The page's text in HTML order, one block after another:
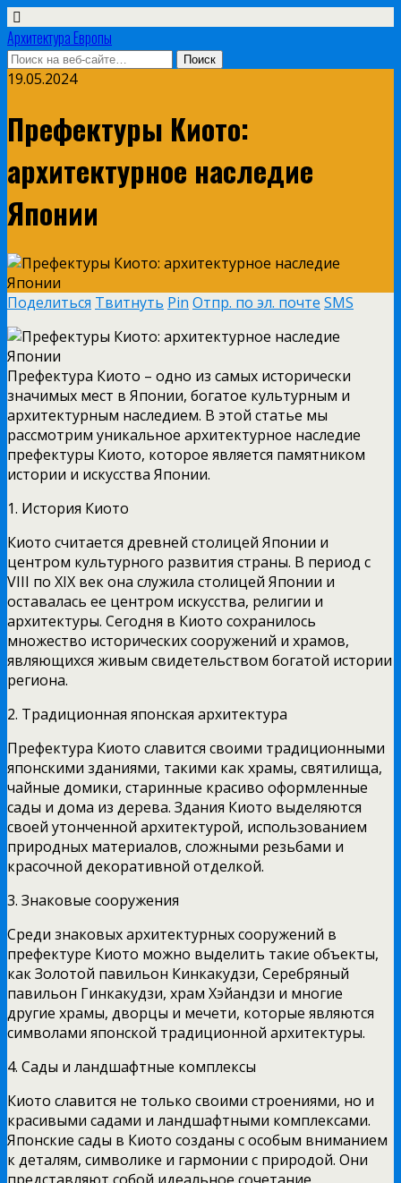
Архитектура Европы
19.05.2024
Префектуры Киото:
архитектурное наследие
Японии
Поделиться Твитнуть Pin Отпр. по эл. почте SMS
Префектура Киото – одно из самых исторически
значимых мест в Японии, богатое культурным и
архитектурным наследием. В этой статье мы
рассмотрим уникальное архитектурное наследие
префектуры Киото, которое является памятником
истории и искусства Японии.
1. История Киото
Киото считается древней столицей Японии и
центром культурного развития страны. В период с
VIII по XIX век она служила столицей Японии и
оставалась ее центром искусства, религии и
архитектуры. Сегодня в Киото сохранилось
множество исторических сооружений и храмов,
являющихся живым свидетельством богатой истории
региона.
2. Традиционная японская архитектура
Префектура Киото славится своими традиционными
японскими зданиями, такими как храмы, святилища,
чайные домики, старинные красиво оформленные
сады и дома из дерева. Здания Киото выделяются
своей утонченной архитектурой, использованием
природных материалов, сложными резьбами и
красочной декоративной отделкой.
3. Знаковые сооружения
Среди знаковых архитектурных сооружений в
префектуре Киото можно выделить такие объекты,
как Золотой павильон Кинкакудзи, Серебряный
павильон Гинкакудзи, храм Хэйандзи и многие
другие храмы, дворцы и мечети, которые являются
символами японской традиционной архитектуры.
4. Сады и ландшафтные комплексы
Киото славится не только своими строениями, но и
красивыми садами и ландшафтными комплексами.
Японские сады в Киото созданы с особым вниманием
к деталям, символике и гармонии с природой. Они